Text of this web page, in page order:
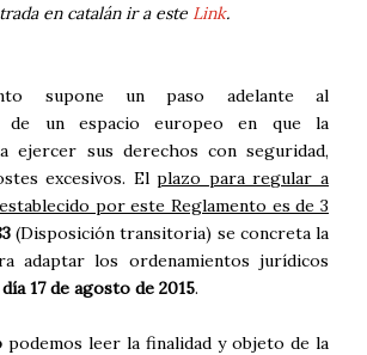
en catalán ir a este Link.
supone un paso adelante al
de un espacio europeo en que la
ejercer sus derechos con seguridad,
excesivos. Elplazo para regular a
por este Reglamento es de 3
(Disposición transitoria) se concreta la
adaptar los ordenamientos jurídicos
día 17 de agosto de 2015.
podemos leer la finalidad y objeto de la